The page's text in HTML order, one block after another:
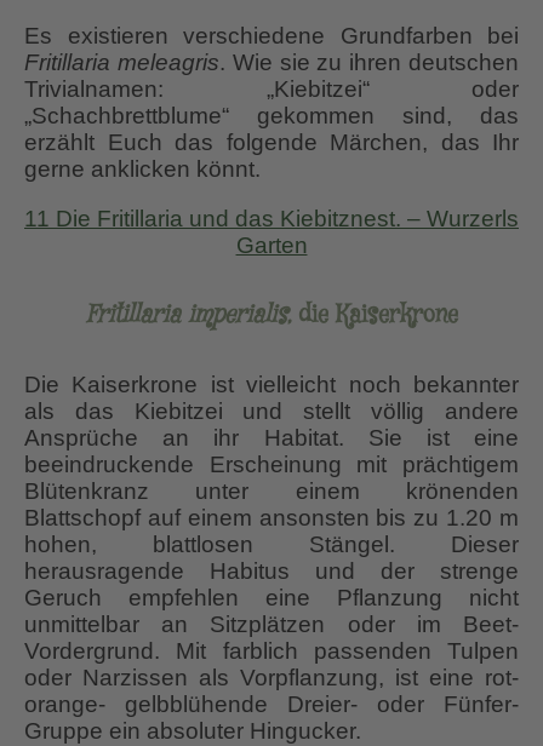
Es existieren verschiedene Grundfarben bei
Fritillaria meleagris. Wie sie zu ihren deutschen
Trivialnamen: „Kiebitzei“ oder
„Schachbrettblume“ gekommen sind, das
erzählt Euch das folgende Märchen, das Ihr
gerne anklicken könnt.
11 Die Fritillaria und das Kiebitznest. – Wurzerls
Garten
Fritillaria imperialis, die Kaiserkrone
Die Kaiserkrone ist vielleicht noch bekannter
als das Kiebitzei und stellt völlig andere
Ansprüche an ihr Habitat. Sie ist eine
beeindruckende Erscheinung mit prächtigem
Blütenkranz unter einem krönenden
Blattschopf auf einem ansonsten bis zu 1.20 m
hohen, blattlosen Stängel. Dieser
herausragende Habitus und der strenge
Geruch empfehlen eine Pflanzung nicht
unmittelbar an Sitzplätzen oder im Beet-
Vordergrund. Mit farblich passenden Tulpen
oder Narzissen als Vorpflanzung, ist eine rot-
orange- gelbblühende Dreier- oder Fünfer-
Gruppe ein absoluter Hingucker.